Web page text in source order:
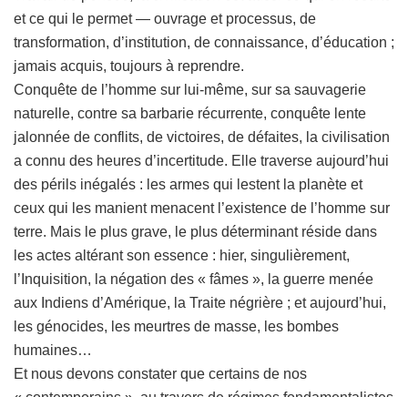
et ce qui le permet — ouvrage et processus, de
transformation, d’institution, de connaissance, d’éducation ;
jamais acquis, toujours à reprendre.
Conquête de l’homme sur lui-même, sur sa sauvagerie
naturelle, contre sa barbarie récurrente, conquête lente
jalonnée de conflits, de victoires, de défaites, la civilisation
a connu des heures d’incertitude. Elle traverse aujourd’hui
des périls inégalés : les armes qui lestent la planète et
ceux qui les manient menacent l’existence de l’homme sur
terre. Mais le plus grave, le plus déterminant réside dans
les actes altérant son essence : hier, singulièrement,
l’Inquisition, la négation des « fâmes », la guerre menée
aux Indiens d’Amérique, la Traite négrière ; et aujourd’hui,
les génocides, les meurtres de masse, les bombes
humaines…
Et nous devons constater que certains de nos